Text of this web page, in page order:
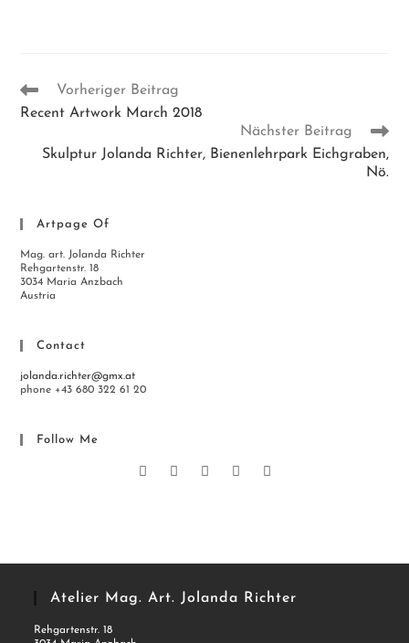
Weitere
Artikel
Vorheriger Beitrag
Recent Artwork March 2018
Nächster Beitrag
Skulptur Jolanda Richter, Bienenlehrpark Eichgraben,
Nö.
Artpage Of
Mag. art. Jolanda Richter
Rehgartenstr. 18
3034 Maria Anzbach
Austria
Contact
jolanda.richter@gmx.at
phone +43 680 322 61 20
Follow Me
Atelier Mag. Art. Jolanda Richter
Rehgartenstr. 18